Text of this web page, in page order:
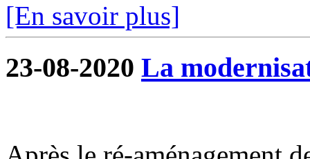
[En savoir plus]
23-08-2020 La